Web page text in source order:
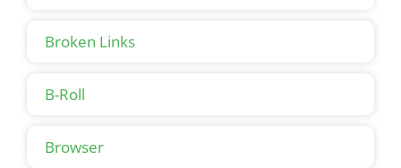
Broken Links
B-Roll
Browser